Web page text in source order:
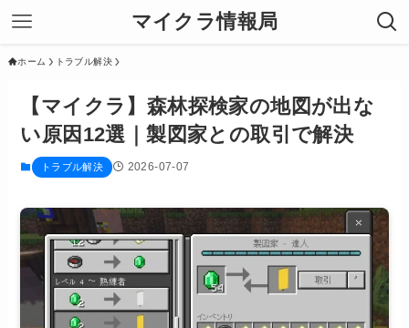
マイクラ情報局
ホーム トラブル解決
【マイクラ】森林探検家の地図が出な
い原因12選｜製図家との取引で解決
トラブル解決 2026-07-07